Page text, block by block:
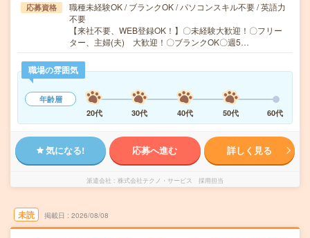
応募資格
職種未経験OK / ブランクOK / パソコンスキル不要 / 英語力
不要
【来社不要、WEB登録OK！】〇未経験大歓迎！〇フリー
ター、主婦(夫) 大歓迎！〇ブランクOK〇週5…
職場の雰囲気
年齢層
20代
30代 40代 50代 60代
気になる! 応募へ進む 詳しく見る
派遣会社 株式会社テクノ・サービス 採用担当
未読 掲載日 2026/08/08